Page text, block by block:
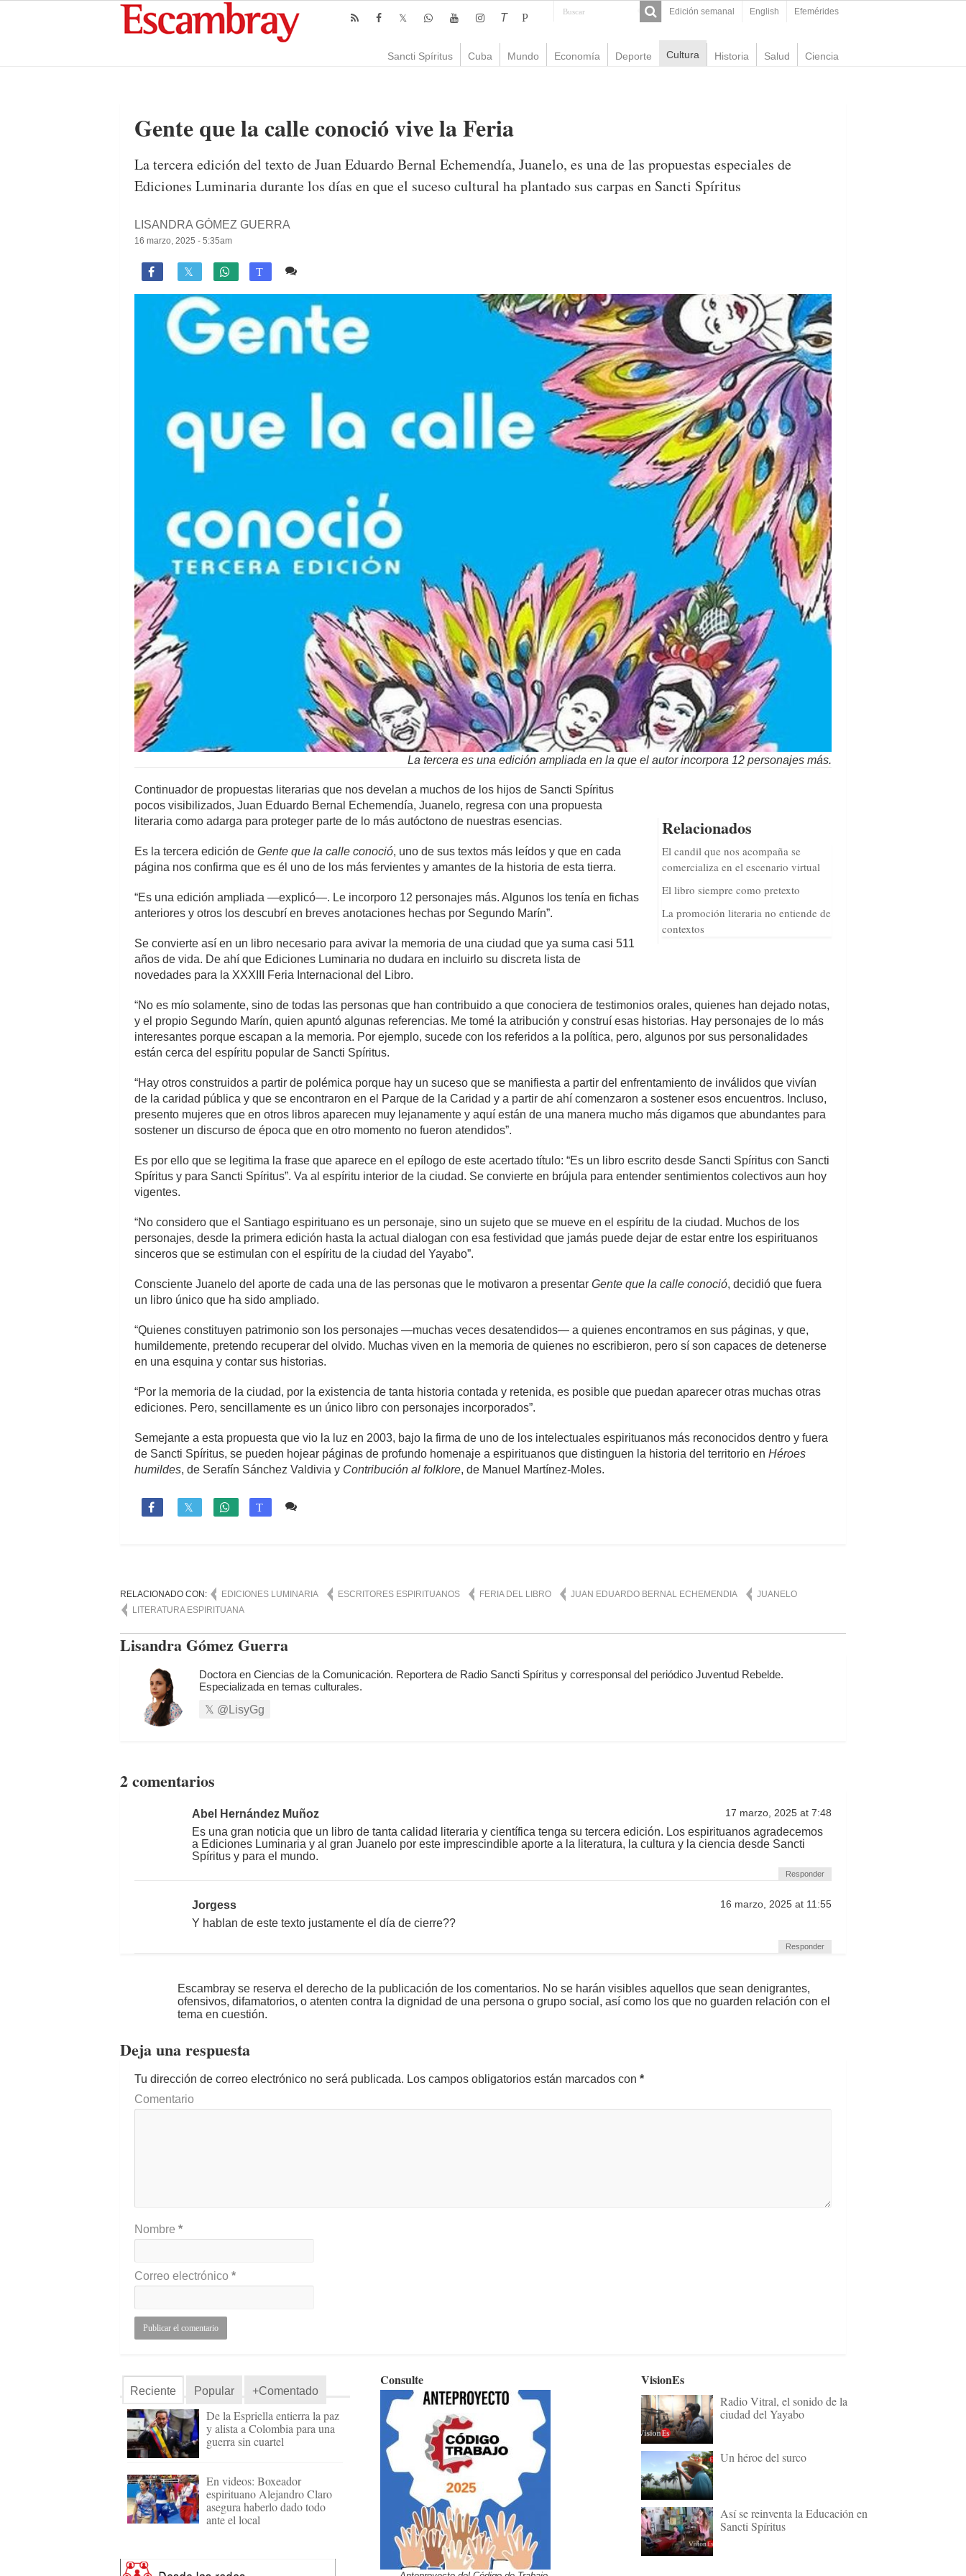
Edición semanal English Efemérides
T P
Sancti Spíritus Cuba Mundo Economía Deporte Cultura Historia Salud Ciencia
Gente que la calle conoció vive la Feria
La tercera edición del texto de Juan Eduardo Bernal Echemendía, Juanelo, es una de las propuestas especiales de
Ediciones Luminaria durante los días en que el suceso cultural ha plantado sus carpas en Sancti Spíritus
LISANDRA GÓMEZ GUERRA
16 marzo, 2025 - 5:35am
 T
La tercera es una edición ampliada en la que el autor incorpora 12 personajes más.
Relacionados
El candil que nos acompaña se
comercializa en el escenario virtual
El libro siempre como pretexto
La promoción literaria no entiende de
contextos
Continuador de propuestas literarias que nos develan a muchos de los hijos de Sancti Spíritus
pocos visibilizados, Juan Eduardo Bernal Echemendía, Juanelo, regresa con una propuesta
literaria como adarga para proteger parte de lo más autóctono de nuestras esencias.
Es la tercera edición de Gente que la calle conoció, uno de sus textos más leídos y que en cada
página nos confirma que es él uno de los más fervientes y amantes de la historia de esta tierra.
“Es una edición ampliada —explicó—. Le incorporo 12 personajes más. Algunos los tenía en fichas
anteriores y otros los descubrí en breves anotaciones hechas por Segundo Marín”.
Se convierte así en un libro necesario para avivar la memoria de una ciudad que ya suma casi 511
años de vida. De ahí que Ediciones Luminaria no dudara en incluirlo su discreta lista de
novedades para la XXXIII Feria Internacional del Libro.
“No es mío solamente, sino de todas las personas que han contribuido a que conociera de testimonios orales, quienes han dejado notas,
y el propio Segundo Marín, quien apuntó algunas referencias. Me tomé la atribución y construí esas historias. Hay personajes de lo más
interesantes porque escapan a la memoria. Por ejemplo, sucede con los referidos a la política, pero, algunos por sus personalidades
están cerca del espíritu popular de Sancti Spíritus.
“Hay otros construidos a partir de polémica porque hay un suceso que se manifiesta a partir del enfrentamiento de inválidos que vivían
de la caridad pública y que se encontraron en el Parque de la Caridad y a partir de ahí comenzaron a sostener esos encuentros. Incluso,
presento mujeres que en otros libros aparecen muy lejanamente y aquí están de una manera mucho más digamos que abundantes para
sostener un discurso de época que en otro momento no fueron atendidos”.
Es por ello que se legitima la frase que aparece en el epílogo de este acertado título: “Es un libro escrito desde Sancti Spíritus con Sancti
Spíritus y para Sancti Spíritus”. Va al espíritu interior de la ciudad. Se convierte en brújula para entender sentimientos colectivos aun hoy
vigentes.
“No considero que el Santiago espirituano es un personaje, sino un sujeto que se mueve en el espíritu de la ciudad. Muchos de los
personajes, desde la primera edición hasta la actual dialogan con esa festividad que jamás puede dejar de estar entre los espirituanos
sinceros que se estimulan con el espíritu de la ciudad del Yayabo”.
Consciente Juanelo del aporte de cada una de las personas que le motivaron a presentar Gente que la calle conoció, decidió que fuera
un libro único que ha sido ampliado.
“Quienes constituyen patrimonio son los personajes —muchas veces desatendidos— a quienes encontramos en sus páginas, y que,
humildemente, pretendo recuperar del olvido. Muchas viven en la memoria de quienes no escribieron, pero sí son capaces de detenerse
en una esquina y contar sus historias.
“Por la memoria de la ciudad, por la existencia de tanta historia contada y retenida, es posible que puedan aparecer otras muchas otras
ediciones. Pero, sencillamente es un único libro con personajes incorporados”.
Semejante a esta propuesta que vio la luz en 2003, bajo la firma de uno de los intelectuales espirituanos más reconocidos dentro y fuera
de Sancti Spíritus, se pueden hojear páginas de profundo homenaje a espirituanos que distinguen la historia del territorio en Héroes
humildes, de Serafín Sánchez Valdivia y Contribución al folklore, de Manuel Martínez-Moles.
 T
RELACIONADO CON: EDICIONES LUMINARIA ESCRITORES ESPIRITUANOS FERIA DEL LIBRO JUAN EDUARDO BERNAL ECHEMENDIA
JUANELO
LITERATURA ESPIRITUANA
Lisandra Gómez Guerra
Doctora en Ciencias de la Comunicación. Reportera de Radio Sancti Spíritus y corresponsal del periódico Juventud Rebelde.
Especializada en temas culturales.
@LisyGg
2 comentarios
Abel Hernández Muñoz 17 marzo, 2025 at 7:48
Es una gran noticia que un libro de tanta calidad literaria y científica tenga su tercera edición. Los espirituanos agradecemos
a Ediciones Luminaria y al gran Juanelo por este imprescindible aporte a la literatura, la cultura y la ciencia desde Sancti
Spíritus y para el mundo.
Responder
Jorgess 16 marzo, 2025 at 11:55
Y hablan de este texto justamente el día de cierre??
Responder
Escambray se reserva el derecho de la publicación de los comentarios. No se harán visibles aquellos que sean denigrantes,
ofensivos, difamatorios, o atenten contra la dignidad de una persona o grupo social, así como los que no guarden relación con el
tema en cuestión.
Deja una respuesta
Tu dirección de correo electrónico no será publicada. Los campos obligatorios están marcados con *
Comentario
Nombre *
Correo electrónico *
Reciente Popular +Comentado
De la Espriella entierra la paz
y alista a Colombia para una
guerra sin cuartel
En videos: Boxeador
espirituano Alejandro Claro
asegura haberlo dado todo
ante el local
Consulte VisionEs
Radio Vitral, el sonido de la
ciudad del Yayabo
Un héroe del surco
Así se reinventa la Educación en
Sancti Spíritus